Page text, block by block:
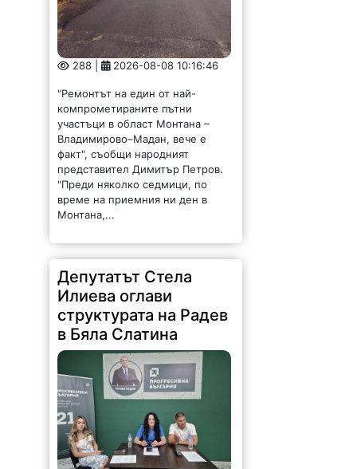
288 | 2026-08-08 10:16:46
"Ремонтът на един от най-
компрометираните пътни
участъци в област Монтана –
Владимирово–Мадан, вече е
факт", съобщи народният
представител Димитър Петров.
"Преди няколко седмици, по
време на приемния ни ден в
Монтана,...
Депутатът Стела
Илиева оглави
структурата на Радев
в Бяла Слатина